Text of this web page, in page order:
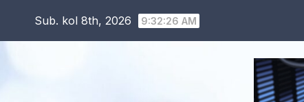
Sub. kol 8th, 2026 9:32:27 AM